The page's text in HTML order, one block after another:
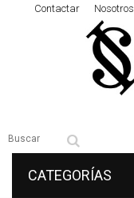
Nosotros
Contactar
CATEGORÍAS